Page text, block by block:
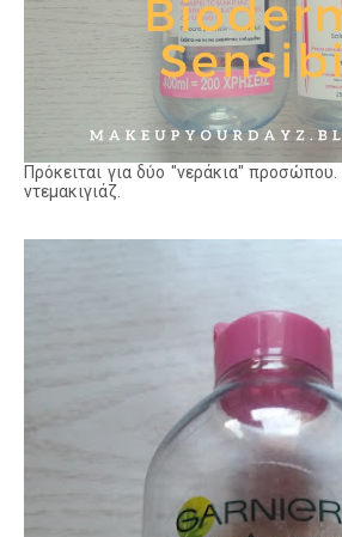
Πρόκειται για δύο "νεράκια" προσώπου.
ντεμακιγιάζ.